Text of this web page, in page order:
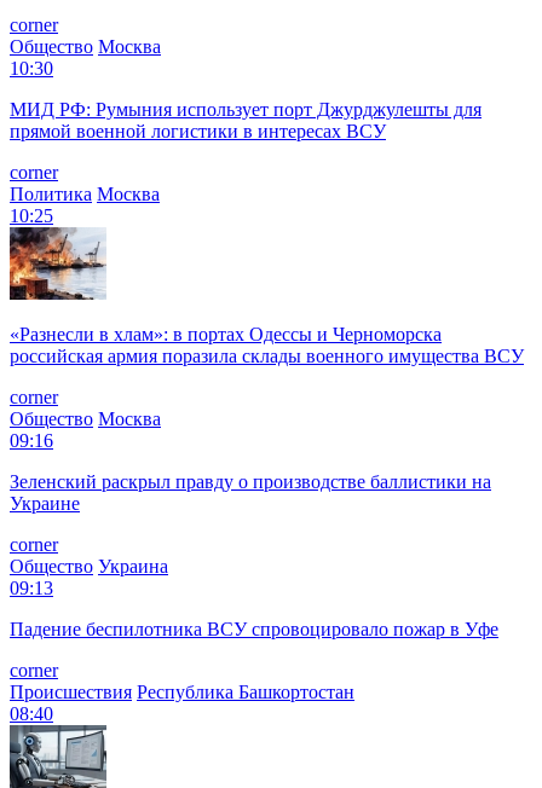
corner
Общество Москва
10:30
МИД РФ: Румыния использует порт Джурджулешты для
прямой военной логистики в интересах ВСУ
corner
Политика Москва
10:25
«Разнесли в хлам»: в портах Одессы и Черноморска
российская армия поразила склады военного имущества ВСУ
corner
Общество Москва
09:16
Зеленский раскрыл правду о производстве баллистики на
Украине
corner
Общество Украина
09:13
Падение беспилотника ВСУ спровоцировало пожар в Уфе
corner
Происшествия Республика Башкортостан
08:40